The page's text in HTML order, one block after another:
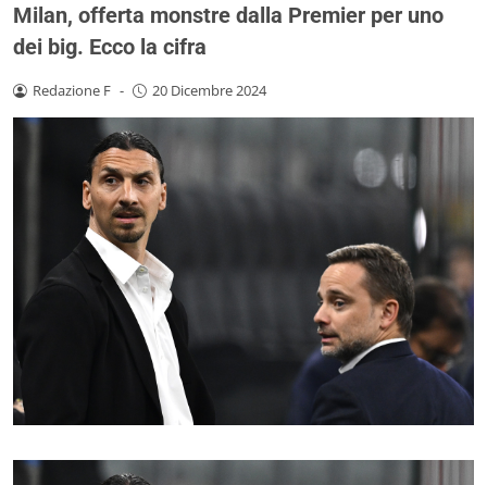
Milan, offerta monstre dalla Premier per uno
dei big. Ecco la cifra
Redazione F - 20 Dicembre 2024